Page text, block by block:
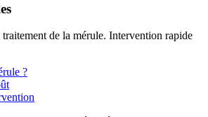
de la mérule. Intervention rapide
?